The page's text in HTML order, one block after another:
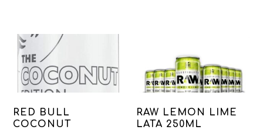
RED BULL
COCONUT
RAW LEMON LIME
LATA 250ML